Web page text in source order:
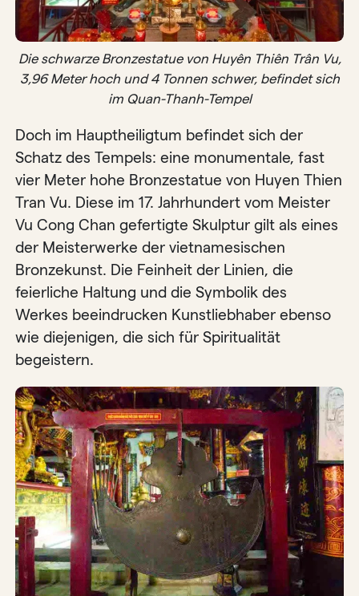
Die schwarze Bronzestatue von Huyên Thiên Trân Vu,
3,96 Meter hoch und 4 Tonnen schwer, befindet sich
im Quan-Thanh-Tempel
Doch im Hauptheiligtum befindet sich der
Schatz des Tempels: eine monumentale, fast
vier Meter hohe Bronzestatue von Huyen Thien
Tran Vu. Diese im 17. Jahrhundert vom Meister
Vu Cong Chan gefertigte Skulptur gilt als eines
der Meisterwerke der vietnamesischen
Bronzekunst. Die Feinheit der Linien, die
feierliche Haltung und die Symbolik des
Werkes beeindrucken Kunstliebhaber ebenso
wie diejenigen, die sich für Spiritualität
begeistern.